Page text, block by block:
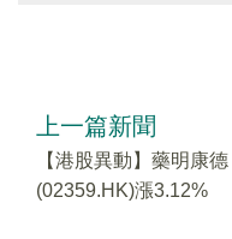
上一篇新聞
【港股異動】藥明康德
(02359.HK)漲3.12%